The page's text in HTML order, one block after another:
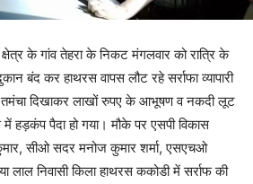
के गांव तेहरा के निकट मंगलवार को रात्रि के
बंद कर हाथरस वापस लौट रहे सर्राफा व्यापारी
तमंचा दिखाकर लाखों रुपए के आभूषण व नकदी लूट
हड़कंप पैदा हो गया। मौके पर एसपी विकास
सीओ सदर मनोज कुमार शर्मा, एसएचओ
लाल निवासी किला हाथरस ककोडी में सर्राफ की